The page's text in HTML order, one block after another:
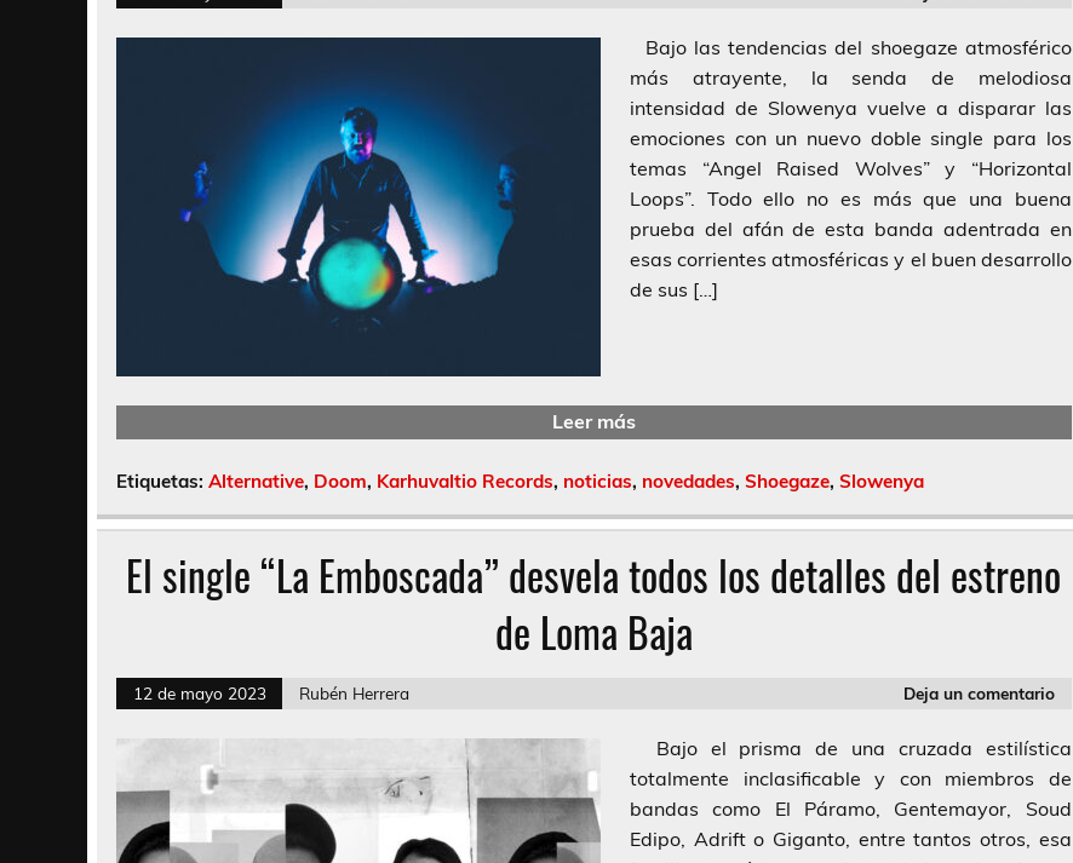
Bajo las tendencias del shoegaze atmosférico
más atrayente, la senda de melodiosa
intensidad de Slowenya vuelve a disparar las
emociones con un nuevo doble single para los
temas “Angel Raised Wolves” y “Horizontal
Loops”. Todo ello no es más que una buena
prueba del afán de esta banda adentrada en
esas corrientes atmosféricas y el buen desarrollo
de sus […]
Leer más
Etiquetas: Alternative, Doom, Karhuvaltio Records, noticias, novedades, Shoegaze, Slowenya
El single “La Emboscada” desvela todos los detalles del estreno
de Loma Baja
12 de mayo 2023 Rubén Herrera Deja un comentario
Bajo el prisma de una cruzada estilística
totalmente inclasificable y con miembros de
bandas como El Páramo, Gentemayor, Soud
Edipo, Adrift o Giganto, entre tantos otros, esa